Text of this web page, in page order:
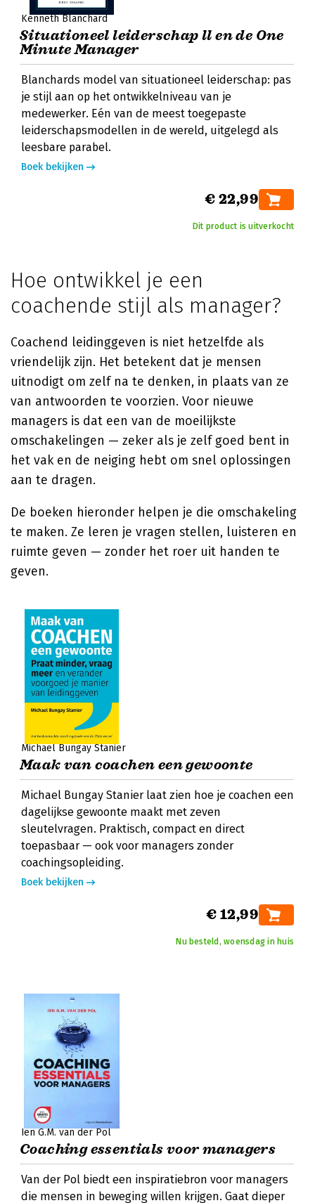
Kenneth Blanchard
Situationeel leiderschap ll en de One
Minute Manager
Blanchards model van situationeel leiderschap: pas
je stijl aan op het ontwikkelniveau van je
medewerker. Eén van de meest toegepaste
leiderschapsmodellen in de wereld, uitgelegd als
leesbare parabel.
Boek bekijken
€ 22,99
Dit product is uitverkocht
Hoe ontwikkel je een
coachende stijl als manager?
Coachend leidinggeven is niet hetzelfde als
vriendelijk zijn. Het betekent dat je mensen
uitnodigt om zelf na te denken, in plaats van ze
van antwoorden te voorzien. Voor nieuwe
managers is dat een van de moeilijkste
omschakelingen — zeker als je zelf goed bent in
het vak en de neiging hebt om snel oplossingen
aan te dragen.
De boeken hieronder helpen je die omschakeling
te maken. Ze leren je vragen stellen, luisteren en
ruimte geven — zonder het roer uit handen te
geven.
Michael Bungay Stanier
Maak van coachen een gewoonte
Michael Bungay Stanier laat zien hoe je coachen een
dagelijkse gewoonte maakt met zeven
sleutelvragen. Praktisch, compact en direct
toepasbaar — ook voor managers zonder
coachingsopleiding.
Boek bekijken
€ 12,99
Nu besteld, woensdag in huis
Ien G.M. van der Pol
Coaching essentials voor managers
Van der Pol biedt een inspiratiebron voor managers
die mensen in beweging willen krijgen. Gaat dieper